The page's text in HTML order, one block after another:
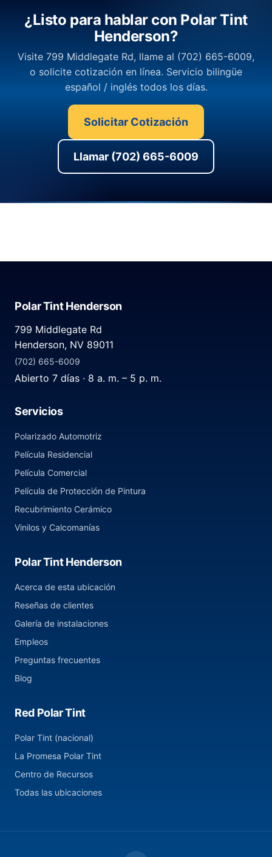
¿Listo para hablar con Polar Tint
Henderson?
Visite 799 Middlegate Rd, llame al (702) 665-6009,
o solicite cotización en línea. Servicio bilingüe
español / inglés todos los días.
Solicitar Cotización
Llamar (702) 665-6009
Polar Tint Henderson
799 Middlegate Rd
Henderson, NV 89011
(702) 665-6009
Abierto 7 días · 8 a. m. – 5 p. m.
Servicios
Polarizado Automotriz
Película Residencial
Película Comercial
Película de Protección de Pintura
Recubrimiento Cerámico
Vinilos y Calcomanías
Polar Tint Henderson
Acerca de esta ubicación
Reseñas de clientes
Galería de instalaciones
Empleos
Preguntas frecuentes
Blog
Red Polar Tint
Polar Tint (nacional)
La Promesa Polar Tint
Centro de Recursos
Todas las ubicaciones